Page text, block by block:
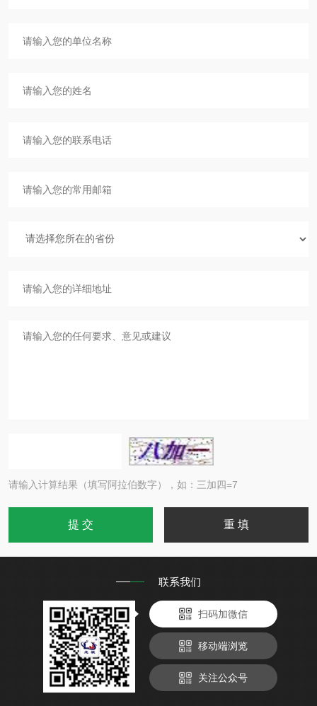
请输入计算结果（填写阿拉伯数字），如：三加四=7
联系我们
扫码加微信
移动端浏览
关注公众号